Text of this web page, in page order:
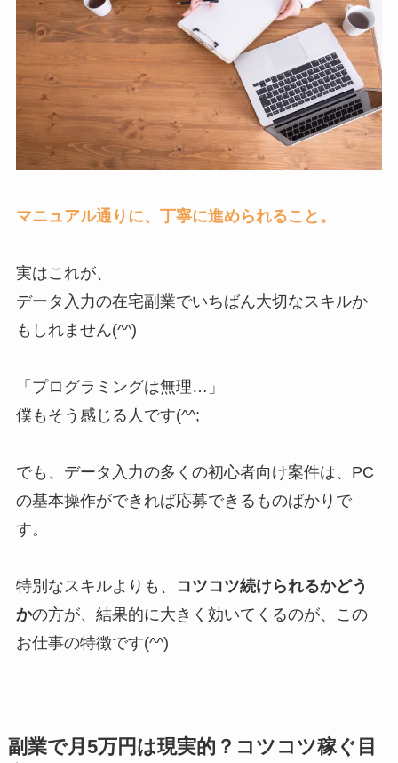
マニュアル通りに、丁寧に進められること。
実はこれが、
データ入力の在宅副業でいちばん大切なスキルか
もしれません(^^)
「プログラミングは無理…」
僕もそう感じる人です(^^;
でも、データ入力の多くの初心者向け案件は、PC
の基本操作ができれば応募できるものばかりで
す。
特別なスキルよりも、
コツコツ続けられるかどう
かの方が、結果的に大きく効いてくるのが、この
お仕事の特徴です(^^)
副業で月5万円は現実的？コツコツ稼ぐ目